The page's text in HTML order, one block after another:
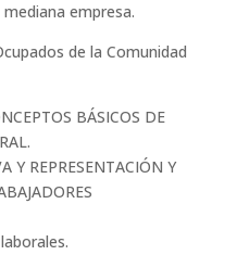
empresa.
de la Comunidad
BÁSICOS DE
Y REPRESENTACIÓN Y